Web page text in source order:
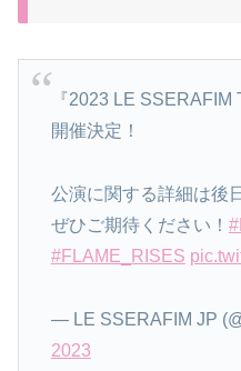
『2023 LE SSERAFIM
開催決定！
公演に関する詳細は後
ぜひご期待ください！
#FLAME_RISES
— LE SSERAFIM JP
2023